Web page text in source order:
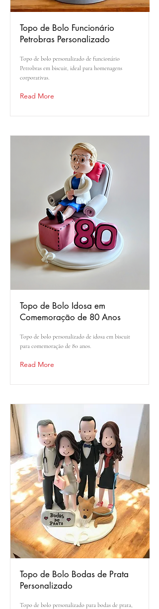
Topo de Bolo Funcionário
Petrobras Personalizado
Topo de bolo personalizado de funcionário
Petrobras em biscuit, ideal para homenagens
corporativas.
Read More
Topo de Bolo Idosa em
Comemoração de 80 Anos
Topo de bolo personalizado de idosa em biscuit
para comemoração de 80 anos.
Read More
Topo de Bolo Bodas de Prata
Personalizado
Topo de bolo personalizado para bodas de prata,